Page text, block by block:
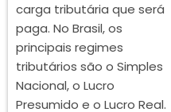
carga tributária que será
paga. No Brasil, os
principais regimes
tributários são o Simples
Nacional, o Lucro
Presumido e o Lucro Real.